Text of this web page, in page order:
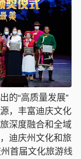
“高质量发展”
，丰富迪庆文化
深度融合和全域
迪庆州文化和旅
首届文化旅游线